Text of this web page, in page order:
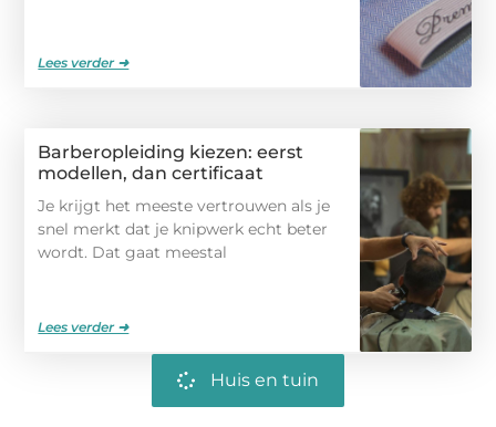
Lees verder ➜
Barberopleiding kiezen: eerst
modellen, dan certificaat
Je krijgt het meeste vertrouwen als je
snel merkt dat je knipwerk echt beter
wordt. Dat gaat meestal
Lees verder ➜
Huis en tuin